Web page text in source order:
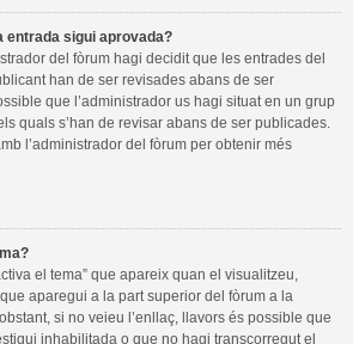
entrada sigui aprovada?
del fòrum hagi decidit que les entrades del
han de ser revisades abans de ser
que l’administrador us hagi situat en un grup
quals s’han de revisar abans de ser publicades.
l’administrador del fòrum per obtenir més
el tema” que apareix quan el visualitzeu,
aparegui a la part superior del fòrum a la
si no veieu l’enllaç, llavors és possible que
inhabilitada o que no hagi transcorregut el